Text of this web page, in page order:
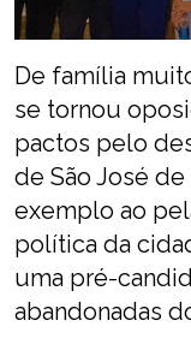
De família
se tornou
pactos pelo
de São José
exemplo ao
política da
uma pré-
abandonadas